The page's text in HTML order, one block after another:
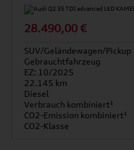
28.490,00 €
SUV/Geländewagen/Pickup
Gebrauchtfahrzeug
EZ: 10/2025
22.145 km
Diesel
Verbrauch kombiniert¹
CO2-Emission kombiniert¹
CO2-Klasse